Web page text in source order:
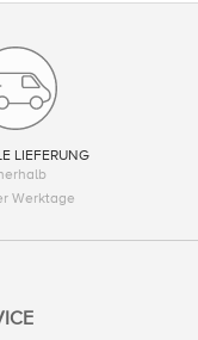
LIEFERUNG
Werktage